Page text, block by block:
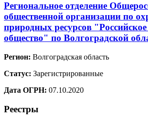
Региональное отделение
общественной организации по
природных ресурсов "Российское
общество" по Волгоградской
Регион: Волгоградская область
Статус: Зарегистрированные
Дата ОГРН: 07.10.2020
Реестры